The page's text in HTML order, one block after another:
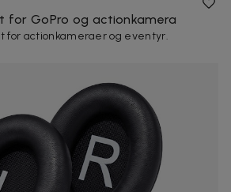
for GoPro og actionkamera
for actionkameraer og eventyr.